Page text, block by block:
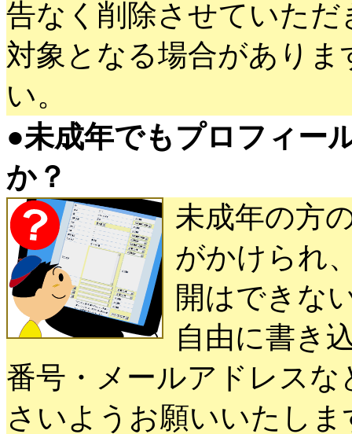
告なく削除させていた
対象となる場合があり
い。
●未成年でもプロフィー
か？
未成年の方
がかけられ
開はできな
自由に書き
番号・メールアドレス
さいようお願いいたしま